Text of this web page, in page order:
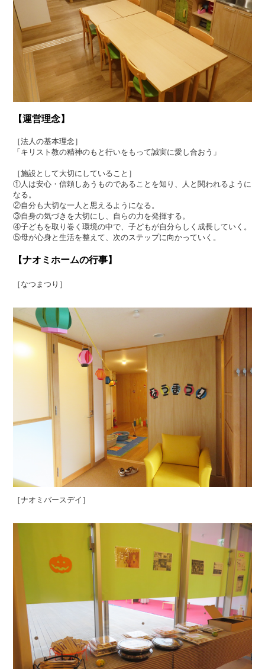
【運営理念】
［法人の基本理念］
「キリスト教の精神のもと行いをもって誠実に愛し合おう」
［施設として大切にしていること］
①人は安心・信頼しあうものであることを知り、人と関われるように
なる。
②自分も大切な一人と思えるようになる。
③自身の気づきを大切にし、自らの力を発揮する。
④子どもを取り巻く環境の中で、子どもが自分らしく成長していく。
⑤母が心身と生活を整えて、次のステップに向かっていく。
【ナオミホームの行事】
［なつまつり］
［ナオミバースデイ］